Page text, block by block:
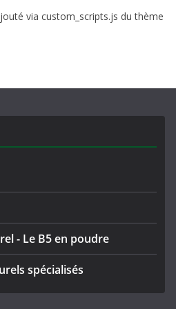
via custom_scripts.js du thème
- Le B5 en poudre
spécialisés